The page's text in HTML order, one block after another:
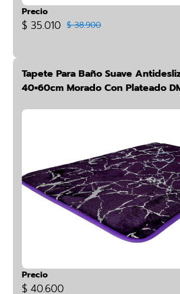
Precio
$ 35.010 $ 38.900
Tapete Para Baño Suave
40×60cm Morado Con Plateado
Precio
$ 40.600